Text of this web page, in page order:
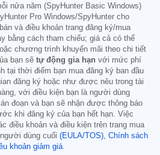
nửa năm (SpyHunter Basic Windows)
Pro Windows/SpyHunter cho
và điều khoản trang đăng ký/mua
bằng cách tham chiếu; giá cả có thể
chương trình khuyến mãi theo chi tiết
bạn sẽ tự động gia hạn với mức phí
tại thời điểm bạn mua đăng ký ban đầu
đăng ký hoặc như được nêu trong tài
với điều kiện bạn là người dùng
đoạn và bạn sẽ nhận được thông báo
khi đăng ký của bạn hết hạn. Việc
điều khoản và điều kiện trên trang mua
dùng cuối (EULA/TOS), Chính sách
khoản giảm giá.